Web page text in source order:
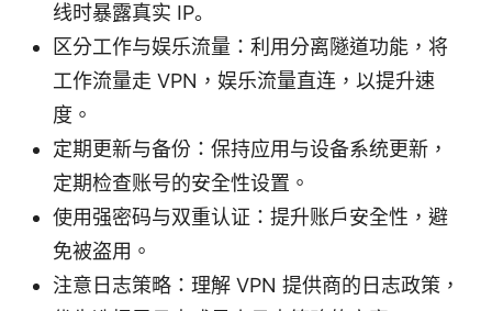
线时暴露真实 IP。
区分工作与娱乐流量：利用分离隧道功能，将
工作流量走 VPN，娱乐流量直连，以提升速
度。
定期更新与备份：保持应用与设备系统更新，
定期检查账号的安全性设置。
使用强密码与双重认证：提升账户安全性，避
免被盗用。
注意日志策略：理解 VPN 提供商的日志政策，